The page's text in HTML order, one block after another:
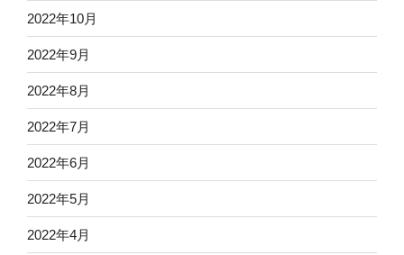
2022年10月
2022年9月
2022年8月
2022年7月
2022年6月
2022年5月
2022年4月